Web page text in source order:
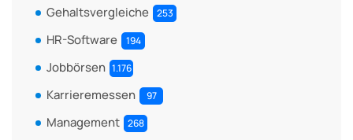
Gehaltsvergleiche 253
HR-Software 194
Jobbörsen 1.176
Karrieremessen 97
Management 268